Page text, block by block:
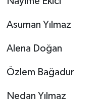
Asuman Yılmaz
Alena Doğan
Özlem Bağadur
Nedan Yılmaz